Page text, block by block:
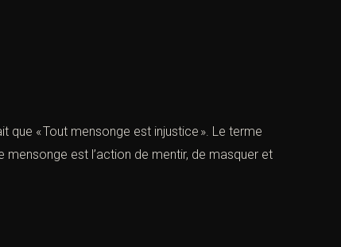
« Tout mensonge est injustice ». Le terme
mensonge est l’action de mentir, de masquer et